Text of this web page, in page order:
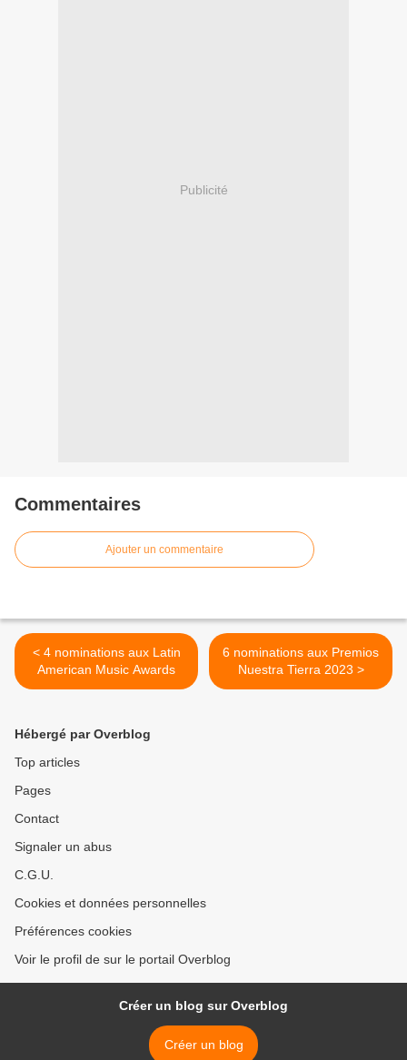
Publicité
Commentaires
Ajouter un commentaire
< 4 nominations aux Latin
American Music Awards
6 nominations aux Premios
Nuestra Tierra 2023 >
Hébergé par Overblog
Top articles
Pages
Contact
Signaler un abus
C.G.U.
Cookies et données personnelles
Préférences cookies
Voir le profil de sur le portail Overblog
Créer un blog sur Overblog
Créer un blog